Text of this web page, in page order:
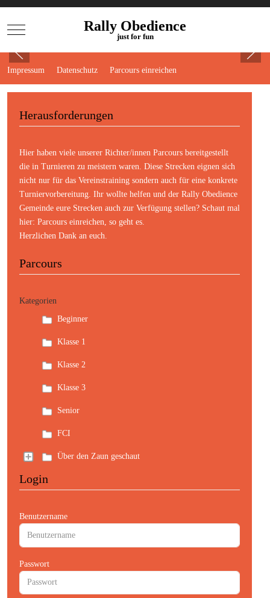
Mobile Menu ToggleRally Obedience
just for fun
Impressum Datenschutz Parcours einreichen
Herausforderungen
Hier haben viele unserer Richter/innen Parcours bereitgestellt
die in Turnieren zu meistern waren. Diese Strecken eignen sich
nicht nur für das Vereinstraining sondern auch für eine konkrete
Turniervorbereitung. Ihr wollte helfen und der Rally Obedience
Gemeinde eure Strecken auch zur Verfügung stellen? Schaut mal
hier: Parcours einreichen, so geht es.
Herzlichen Dank an euch.
Parcours
Kategorien
Beginner
Klasse 1
Klasse 2
Klasse 3
Senior
FCI
Über den Zaun geschaut
Login
Benutzername
Passwort